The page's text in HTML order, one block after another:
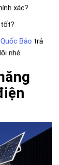
xác?
tốt?
Bảo trả
nhé.